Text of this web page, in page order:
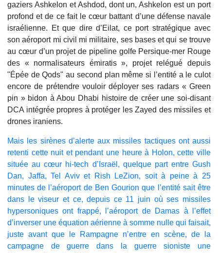
gaziers Ashkelon et Ashdod, dont un, Ashkelon est un port
profond et de ce fait le cœur battant d’une défense navale
israélienne. Et que dire d’Eilat, ce port stratégique avec
son aéroport mi civil mi militaire, ses bases et qui se trouve
au cœur d’un projet de pipeline golfe Persique-mer Rouge
des « normalisateurs émiratis », projet relégué depuis
"Épée de Qods" au second plan même si l’entité a le culot
encore de prétendre vouloir déployer ses radars « Green
pin » bidon à Abou Dhabi histoire de créer une soi-disant
DCA intégrée propres à protéger les Zayed des missiles et
drones iraniens.
Mais les sirènes d’alerte aux missiles tactiques ont aussi
retenti cette nuit et pendant une heure à Holon, cette ville
située au cœur hi-tech d’Israël, quelque part entre Gush
Dan, Jaffa, Tel Aviv et Rish LeZion, soit à peine à 25
minutes de l’aéroport de Ben Gourion que l’entité sait être
dans le viseur et ce, depuis ce 11 juin où ses missiles
hypersoniques ont frappé, l’aéroport de Damas à l’effet
d’inverser une équation aérienne à somme nulle qui faisait,
juste avant que le Rampagne n’entre en scène, de la
campagne de guerre dans la guerre sioniste une